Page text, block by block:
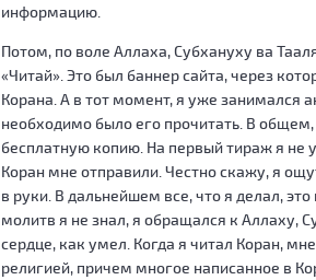
информацию.
Потом, по воле Аллаха, Субхануху ва
«Читай». Это был баннер сайта, через
Корана. А в тот момент, я уже занимался
необходимо было его прочитать. В общем,
бесплатную копию. На первый тираж я не
Коран мне отправили. Честно скажу, я
в руки. В дальнейшем все, что я делал,
молитв я не знал, я обращался к Аллаху,
сердце, как умел. Когда я читал Коран,
религией, причем многое написанное в